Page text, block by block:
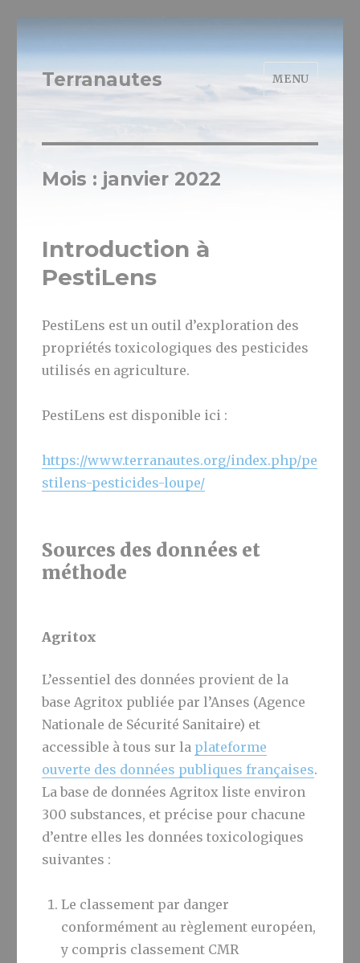
Terranautes MENU
Mois : janvier 2022
Introduction à
PestiLens
PestiLens est un outil d’exploration des
propriétés toxicologiques des pesticides
utilisés en agriculture.
PestiLens est disponible ici :
https://www.terranautes.org/index.php/pe
stilens-pesticides-loupe/
Sources des données et
méthode
Agritox
L’essentiel des données provient de la
base Agritox publiée par l’Anses (Agence
Nationale de Sécurité Sanitaire) et
accessible à tous sur la plateforme
ouverte des données publiques françaises.
La base de données Agritox liste environ
300 substances, et précise pour chacune
d’entre elles les données toxicologiques
suivantes :
Le classement par danger
conformément au règlement européen,
y compris classement CMR